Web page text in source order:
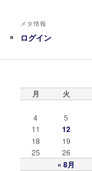
メタ情報
ログイン
月 火
« 8月
4
5
11
12
18
19
25
26